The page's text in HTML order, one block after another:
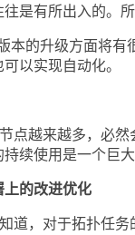
是有所出入的。
的升级方面将有
以实现自动化。
越来越多，必然
续使用是一个巨大
上的改进优化
，对于拓扑任务